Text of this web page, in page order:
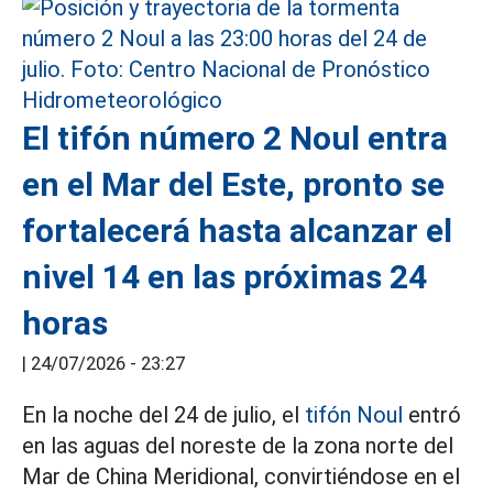
El tifón número 2 Noul entra
en el Mar del Este, pronto se
fortalecerá hasta alcanzar el
nivel 14 en las próximas 24
horas
| 24/07/2026 - 23:27
En la noche del 24 de julio, el tifón Noul entró
en las aguas del noreste de la zona norte del
Mar de China Meridional, convirtiéndose en el